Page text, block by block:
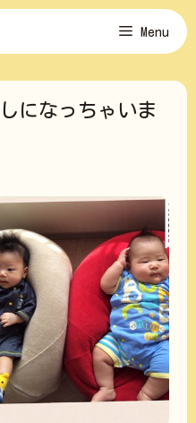
Menu
になっちゃいま